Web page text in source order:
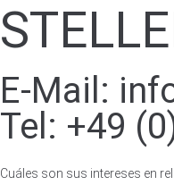
E-Mail:
Tel: +49
Cuáles son sus intereses en